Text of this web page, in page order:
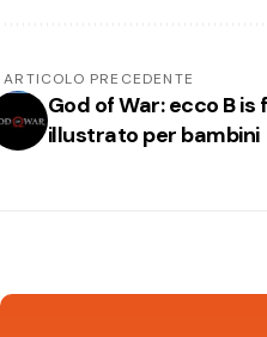
ARTICOLO PRECEDENTE
God of War: ecco B is
illustrato per bambini